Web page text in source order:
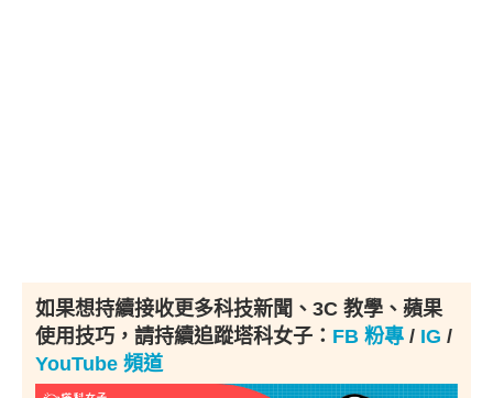
如果想持續接收更多科技新聞、3C 教學、蘋果
使用技巧，請持續追蹤塔科女子： FB 粉專 / IG /
YouTube 頻道